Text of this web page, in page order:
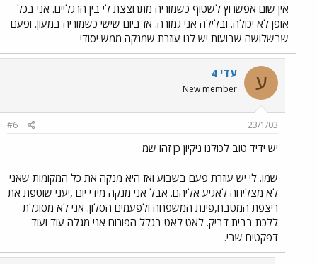
אין שום אפשרוץ לשטוף כשמוריה מתרוצצת לי בין הרגליים. אני בכל
אופן לא יכולה. ובלילה אני גמורה. אז ביום שישי כשמוריה במעון. ופעם
שבשלושה שבועות יש לנו עוזרת שמנקה ממש יסודי
ע עדי 4
New member
23/1/03
#6
יש ידיד טוב לכולנו ניקיון כן זהו שמ
שמו. לי יש עוזרת פעם בשבוע ואז היא מנקה את כל המקומות שאני
לא מצליחה לאגיע אליהם. אבל אני מנקה מידי יום ,יעני שוטפת את
ריצפת המטבח,פינת המשפחה ולפעמים הסלון. אני לא מסוגלת
ללכת בבית דביק. לאט לאט בגלל הפורום אני מגלה עוד ועוד
דפקטים שבי.